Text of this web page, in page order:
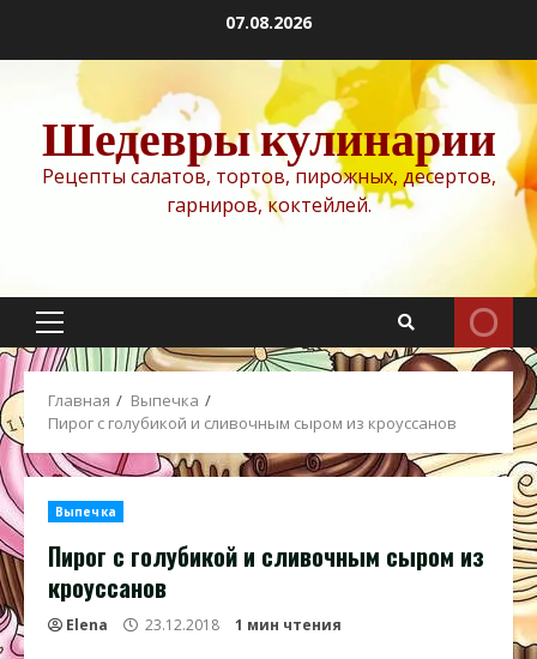
содержимому
07.08.2026
Шедевры кулинарии
Рецепты салатов, тортов, пирожных, десертов,
гарниров, коктейлей.
Основное
меню
Главная
Выпечка
Пирог с голубикой и сливочным сыром из кроуссанов
Выпечка
Пирог с голубикой и сливочным сыром из
кроуссанов
Elena 23.12.2018 1 мин чтения